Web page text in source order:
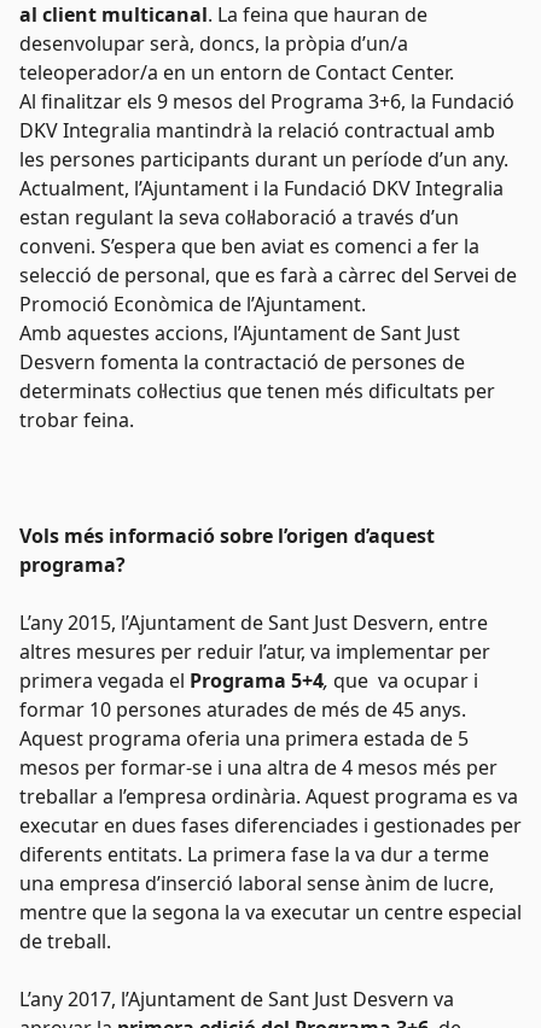
al client multicanal. La feina que hauran de
desenvolupar serà, doncs, la pròpia d’un/a
teleoperador/a en un entorn de Contact Center.
Al finalitzar els 9 mesos del Programa 3+6, la Fundació
DKV Integralia mantindrà la relació contractual amb
les persones participants durant un període d’un any.
Actualment, l’Ajuntament i la Fundació DKV Integralia
estan regulant la seva col·laboració a través d’un
conveni. S’espera que ben aviat es comenci a fer la
selecció de personal, que es farà a càrrec del Servei de
Promoció Econòmica de l’Ajuntament.
Amb aquestes accions, l’Ajuntament de Sant Just
Desvern fomenta la contractació de persones de
determinats col·lectius que tenen més dificultats per
trobar feina.
Vols més informació sobre l’origen d’aquest
programa?
L’any 2015, l’Ajuntament de Sant Just Desvern, entre
altres mesures per reduir l’atur, va implementar per
primera vegada el Programa 5+4, que va ocupar i
formar 10 persones aturades de més de 45 anys.
Aquest programa oferia una primera estada de 5
mesos per formar-se i una altra de 4 mesos més per
treballar a l’empresa ordinària. Aquest programa es va
executar en dues fases diferenciades i gestionades per
diferents entitats. La primera fase la va dur a terme
una empresa d’inserció laboral sense ànim de lucre,
mentre que la segona la va executar un centre especial
de treball.
L’any 2017, l’Ajuntament de Sant Just Desvern va